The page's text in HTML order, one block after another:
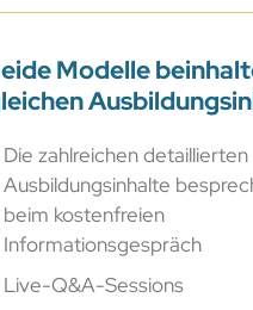
Modelle
Die zahlreichen detaillierten
Ausbildungsinhalte
beim kostenfreien
Informationsgespräch
Live-Q&A-Sessions